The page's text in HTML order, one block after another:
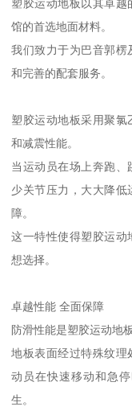
塑胶运动地板以其卓越
馆的首选地面材料。
我们致力于为巴音郭楞
和完善的配套服务。
塑胶运动地板采用聚氯
和减震性能。
当运动员在场上奔跑
少关节压力，大大降低
障。
这一特性使得塑胶运动
想选择。
卓越性能 全面保障
防滑性能是塑胶运动地
地板表面经过特殊纹理
动员在快速移动和急
生。